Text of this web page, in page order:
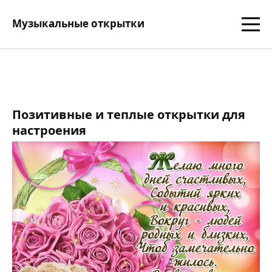
Музыкальные открытки
Позитивные и теплые открытки для
настроения